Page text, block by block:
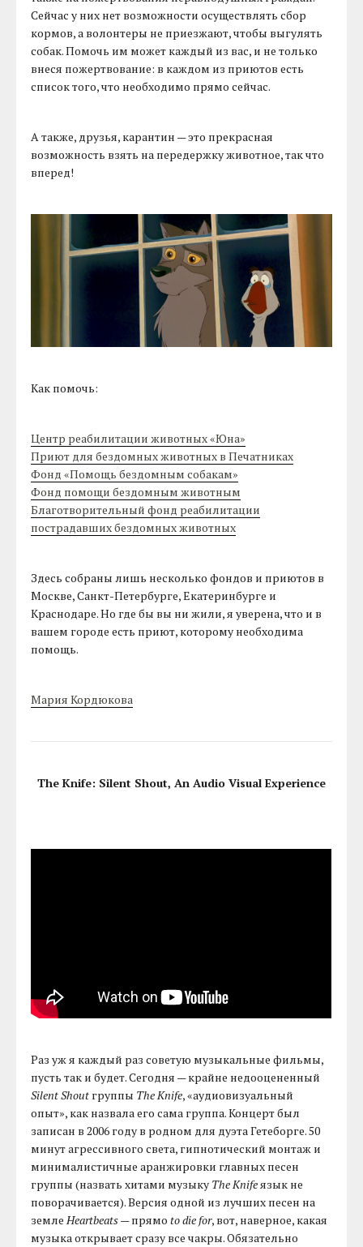
Сейчас у них нет возможности осуществлять сбор
кормов, а волонтеры не приезжают, чтобы выгулять
собак. Помочь им может каждый из вас, и не только
внеся пожертвование: в каждом из приютов есть
список того, что необходимо прямо сейчас.
А также, друзья, карантин — это прекрасная
возможность взять на передержку животное, так что
вперед!
Как помочь:
Центр реабилитации животных «Юна»
Приют для бездомных животных в Печатниках
Фонд «Помощь бездомным собакам»
Фонд помощи бездомным животным
Благотворительный фонд реабилитации
пострадавших бездомных животных
Здесь собраны лишь несколько фондов и приютов в
Москве, Санкт-Петербурге, Екатеринбурге и
Краснодаре. Но где бы вы ни жили, я уверена, что и в
вашем городе есть приют, которому необходима
помощь.
Мария Кордюкова
The Knife: Silent Shout, An Audio Visual Experience
Раз уж я каждый раз советую музыкальные фильмы,
пусть так и будет. Сегодня — крайне недооцененный
Silent Shout группы The Knife, «аудиовизуальный
опыт», как назвала его сама группа. Концерт был
записан в 2006 году в родном для дуэта Гетеборге. 50
минут агрессивного света, гипнотический монтаж и
минималистичные аранжировки главных песен
группы (назвать хитами музыку The Knifeязык не
поворачивается). Версия одной из лучших песен на
землеHeartbeats— прямоto die for, вот, наверное, какая
музыка открывает сразу все чакры. Обязательно